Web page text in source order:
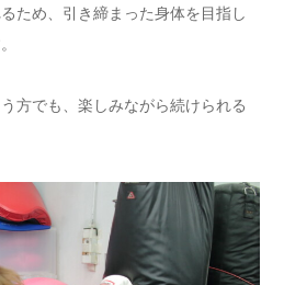
ため、引き締まった身体を目指し
方でも、楽しみながら続けられる